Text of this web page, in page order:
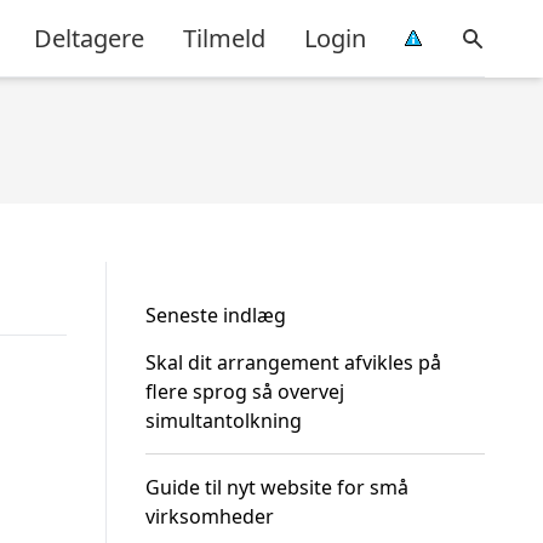
Deltagere Tilmeld Login
Seneste indlæg
Skal dit arrangement afvikles på
flere sprog så overvej
simultantolkning
Guide til nyt website for små
virksomheder